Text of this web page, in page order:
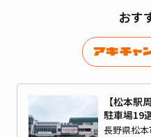
おす
【松本駅
駐車場19
長野県松